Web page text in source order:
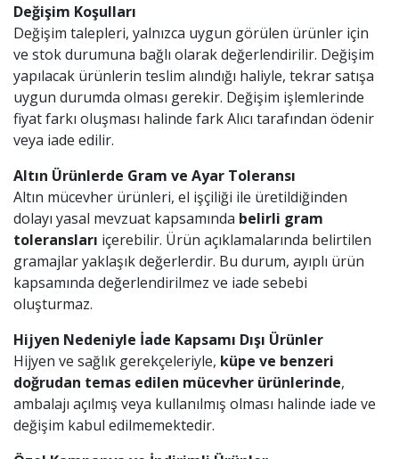
Değişim Koşulları
Değişim talepleri, yalnızca uygun görülen ürünler için
ve stok durumuna bağlı olarak değerlendirilir. Değişim
yapılacak ürünlerin teslim alındığı haliyle, tekrar satışa
uygun durumda olması gerekir. Değişim işlemlerinde
fiyat farkı oluşması halinde fark Alıcı tarafından ödenir
veya iade edilir.
Altın Ürünlerde Gram ve Ayar Toleransı
Altın mücevher ürünleri, el işçiliği ile üretildiğinden
dolayı yasal mevzuat kapsamında belirli gram
toleransları içerebilir. Ürün açıklamalarında belirtilen
gramajlar yaklaşık değerlerdir. Bu durum, ayıplı ürün
kapsamında değerlendirilmez ve iade sebebi
oluşturmaz.
Hijyen Nedeniyle İade Kapsamı Dışı Ürünler
Hijyen ve sağlık gerekçeleriyle, küpe ve benzeri
doğrudan temas edilen mücevher ürünlerinde,
ambalajı açılmış veya kullanılmış olması halinde iade ve
değişim kabul edilmemektedir.